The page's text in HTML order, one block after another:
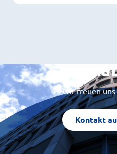
Sie
Wir freuen
Kontakt